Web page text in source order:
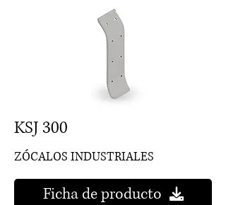
KSJ 300
ZÓCALOS INDUSTRIALES
Ficha de producto